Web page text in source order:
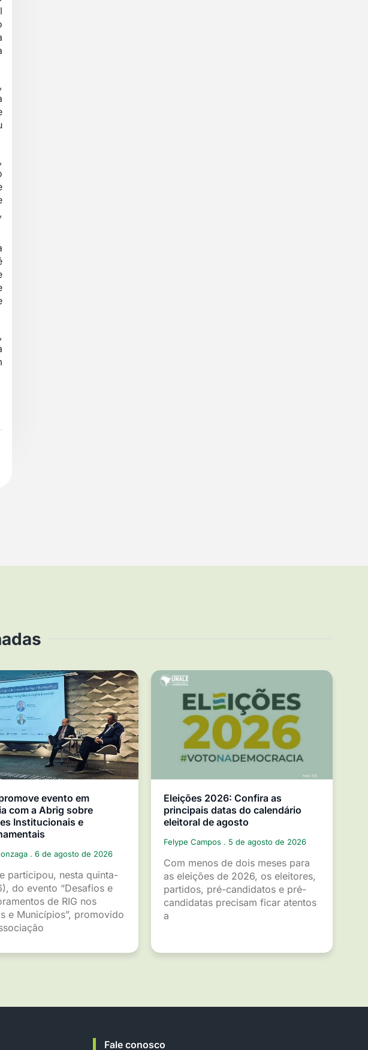
evento em
com a Abrig sobre
Institucionais e
6 de agosto de 2026
participou, nesta quinta-
do evento “Desafios e
de RIG nos
e Municípios”, promovido
Eleições 2026: Confira as
principais datas do calendário
eleitoral de agosto
Felype Campos 5 de agosto de 2026
Com menos de dois meses para
as eleições de 2026, os eleitores,
partidos, pré-candidatos e pré-
candidatas precisam ficar atentos
a
Fale conosco